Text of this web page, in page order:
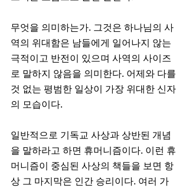
무엇을 의미하는가. 그것은 하나님의 사
역의 위대함은 남들에게 일어나지 않는
극적이고 반전이 있으며 사역의 사이즈
로 말하지 않음을 의미한다. 어제와 다를
것 없는 평범한 일상이 가장 위대한 신자
의 모습이다.
일반적으로 기독교 사상과 상반된 개념
을 말하라고 하면 휴머니즘이다. 이런 휴
머니즘이 중심된 사상의 책들을 보면 항
상 그 마지막은 인간 승리이다. 여러 가